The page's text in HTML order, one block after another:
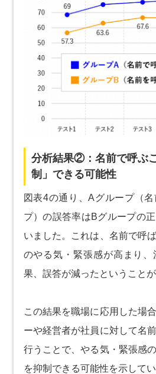
分析結果②：名前で呼ぶ
制」できる可能性
図表4の通り、Aグループ（
プ）の誤答率はBグループの
いました。これは、名前で呼
のやる気・緊張感が高まり
果、誤答が減ったということが
この結果を職場に応用した場
ーや経営者が社員に対して名
行うことで、やる気・緊張感
を抑制できる可能性を示してい